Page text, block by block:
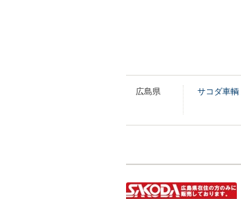
広島県 サコダ車輌